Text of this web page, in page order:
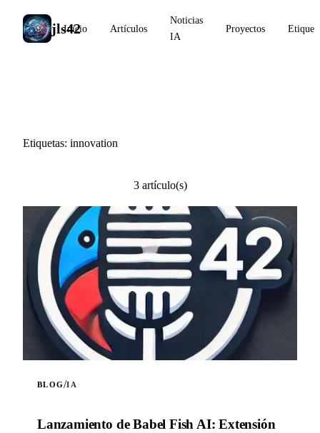
jls42
Inicio Artículos
Noticias
IA
Proyectos
Etiquetas: innovation
3 artículo(s)
BLOG/IA
Lanzamiento de Babel Fish AI: Extensión